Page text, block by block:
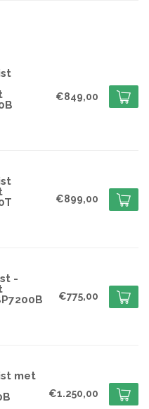
€849,00
€899,00
-
€775,00
met
€1.250,00